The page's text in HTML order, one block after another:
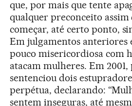
que, por mais que tente
qualquer preconceito
começar, até certo ponto,
Em julgamentos anteriores
pouco misericordiosa com
atacam mulheres. Em
sentenciou dois
perpétua, declarando:
sentem inseguras, até